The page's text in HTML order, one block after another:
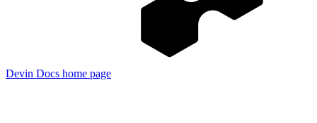
Devin Docs home page